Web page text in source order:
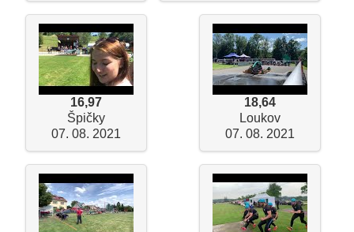
16,97
Špičky
07. 08. 2021
18,64
Loukov
07. 08. 2021